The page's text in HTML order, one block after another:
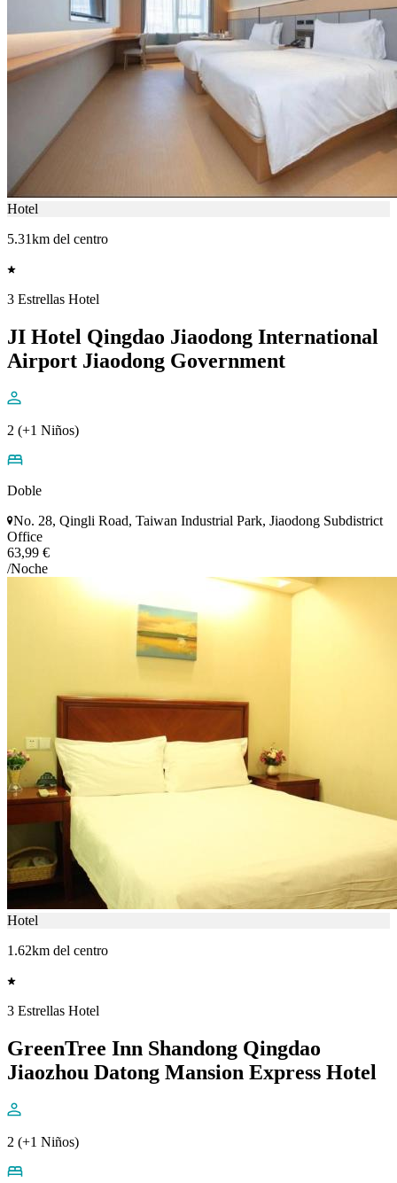
Hotel
5.31km del centro
3 Estrellas Hotel
JI Hotel Qingdao Jiaodong International
Airport Jiaodong Government
2 (+1 Niños)
Doble
No. 28, Qingli Road, Taiwan Industrial Park, Jiaodong Subdistrict
Office
63,99 €
/Noche
Hotel
1.62km del centro
3 Estrellas Hotel
GreenTree Inn Shandong Qingdao
Jiaozhou Datong Mansion Express Hotel
2 (+1 Niños)